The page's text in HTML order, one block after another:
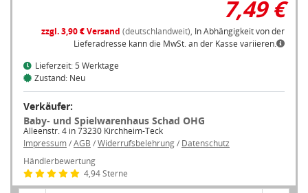
7,49 €
zzgl. 3,90 € Versand (deutschlandweit), In Abhängigkeit von der
Lieferadresse kann die MwSt. an der Kasse variieren.
Lieferzeit: 5 Werktage
Zustand: Neu
Verkäufer:
Baby- und Spielwarenhaus Schad OHG
Alleenstr. 4 in 73230 Kirchheim-Teck
Impressum/AGB /Widerrufsbelehrung/ Datenschutz
Händlerbewertung
4,94 Sterne